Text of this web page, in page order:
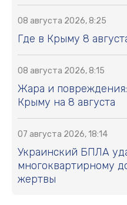
08 августа 2026, 8:25
Где в Крыму 8
08 августа 2026, 8:15
Жара и
Крыму на 8 августа
07 августа 2026, 18:14
Украинский БПЛА
многоквартирному
жертвы